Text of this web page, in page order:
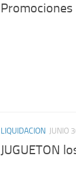
Promociones
LIQUIDACION JUNIO
JUGUETON